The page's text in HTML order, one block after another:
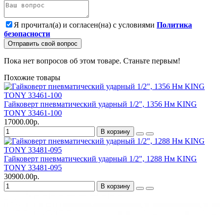
Я прочитал(а) и согласен(на) с условиями Политика
безопасности
Отправить свой вопрос
Пока нет вопросов об этом товаре. Станьте первым!
Похожие товары
Гайковерт пневматический ударный 1/2", 1356 Нм KING
TONY 33461-100
17000.00р.
В корзину
Гайковерт пневматический ударный 1/2", 1288 Нм KING
TONY 33481-095
30900.00р.
В корзину